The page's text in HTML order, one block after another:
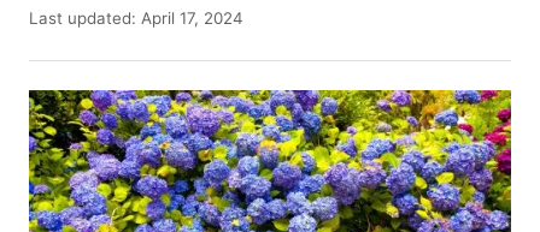
u
h
o
r
P
s
t
e
d
o
n
Last updated: April 17, 2024